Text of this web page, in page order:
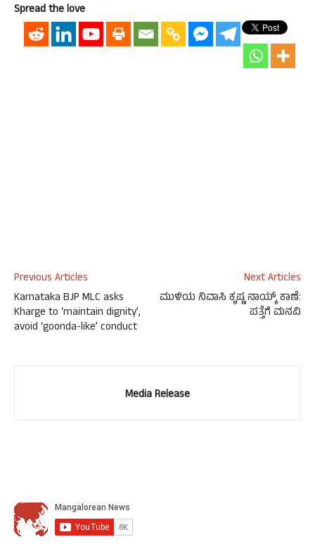
Spread the love
Previous Articles
Karnataka BJP MLC asks
Kharge to ‘maintain dignity’,
avoid ‘goonda-like’ conduct
Next Articles
ಮುಳಿಯ ನಿವಾಸಿ ಕೃಷ್ಣ ನಾಯ್ಕ್ ಕಾಣೆ:
ಪತ್ತೆಗೆ ಮನವಿ
Media Release